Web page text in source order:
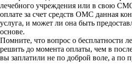
лечебного учреждения или в свою
оплате за счет средств ОМС данная
услуга, и может ли она быть
основе.
Помните, что вопрос о бесплатности
решить до момента оплаты, чем в
вы заплатили не по доброй воле, а по